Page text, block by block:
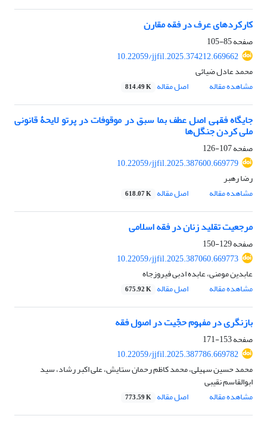
کارکردهای عرف در فقه مقارن‏
صفحه85-105
10.22059/jjfil.2025.374212.669662
محمد عادل ضیائی
مشاهده مقاله
اصل مقاله 814.49 K
جایگاه فقهی اصل عطف بما سبق در موقوفات در پرتو لایحۀ قانونی
ملی کردن جنگل‌ها‏
صفحه107-126
10.22059/jjfil.2025.387600.669779
رضا رهبر
مشاهده مقاله
اصل مقاله 618.07 K
مرجعیت تقلید زنان در فقه اسلامی‏
صفحه129-150
10.22059/jjfil.2025.387060.669773
عابدین مومنی، عابده ادبی فیروزجاه
مشاهده مقاله
اصل مقاله 675.92 K
بازنگری در مفهوم حجّیت در اصول فقه‏
صفحه153-171
10.22059/jjfil.2025.387786.669782
محمد حسین سهیلی، محمد کاظم رحمان ستایش، علی اکبر رشاد، سید
ابوالقاسم نقیبی
مشاهده مقاله
اصل مقاله 773.59 K